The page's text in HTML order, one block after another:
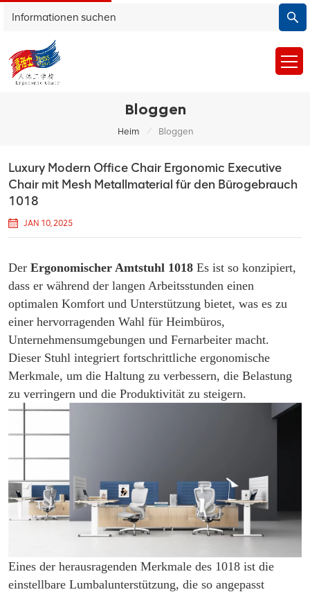
Bloggen
Heim / Bloggen
Luxury Modern Office Chair Ergonomic Executive
Chair mit Mesh Metallmaterial für den Bürogebrauch
1018
JAN 10, 2025
Der Ergonomischer Amtstuhl 1018 Es ist so konzipiert,
dass er während der langen Arbeitsstunden einen
optimalen Komfort und Unterstützung bietet, was es zu
einer hervorragenden Wahl für Heimbüros,
Unternehmensumgebungen und Fernarbeiter macht.
Dieser Stuhl integriert fortschrittliche ergonomische
Merkmale, um die Haltung zu verbessern, die Belastung
zu verringern und die Produktivität zu steigern.
Eines der herausragenden Merkmale des 1018 ist die
einstellbare Lumbalunterstützung, die so angepasst